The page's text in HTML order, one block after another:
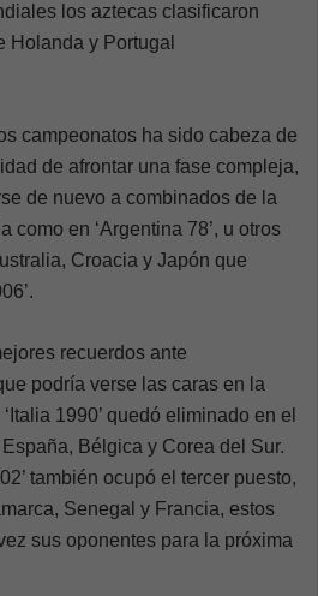
los aztecas clasificaron
Holanda y Portugal
campeonatos ha sido cabeza de
de afrontar una fase compleja,
de nuevo a combinados de la
como en ‘Argentina 78’, u otros
Croacia y Japón que
recuerdos ante
podría verse las caras en la
1990’ quedó eliminado en el
Bélgica y Corea del Sur.
también ocupó el tercer puesto,
Senegal y Francia, estos
sus oponentes para la próxima